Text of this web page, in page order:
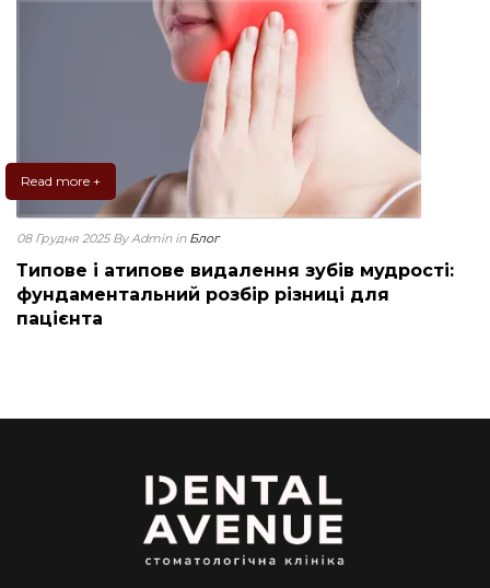
Read more +
08 Грудня 2025 By Admin in Блог
Типове і атипове видалення зубів мудрості:
фундаментальний розбір різниці для
пацієнта